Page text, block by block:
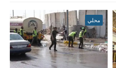
محلي